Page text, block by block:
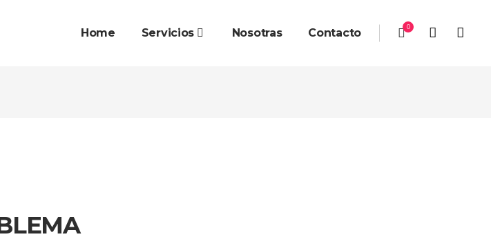
0
Home Servicios Nosotras Contacto